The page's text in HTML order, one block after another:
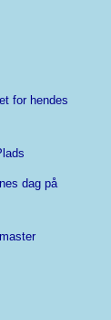
for hendes
dag på